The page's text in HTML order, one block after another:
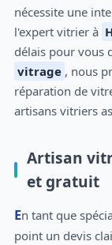
nécessite une
l'expert vitrier à
délais pour vous
vitrage , nous
réparation de
artisans vitriers
Artisan
et gratuit
En tant que spécialistes de la vitrerie, nous savons à quel
point un devis